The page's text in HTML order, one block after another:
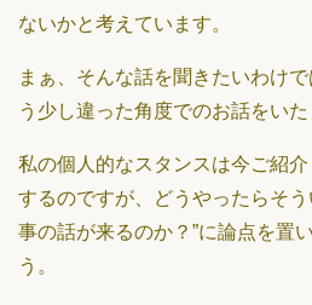
ないかと考えています。
まぁ、そんな話を聞きたいわけ
う少し違った角度でのお話をいた
私の個人的なスタンスは今ご紹
するのですが、どうやったらそ
事の話が来るのか？”に論点を置
う。